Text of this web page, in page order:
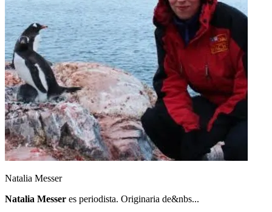
Natalia Messer
Natalia Messer es periodista. Originaria de&nbs...